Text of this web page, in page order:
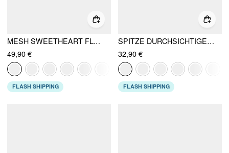
MESH SWEETHEART FLORAL A-LINE MAXIKLEID
49,90 €
FLASH SHIPPING
SPITZE DURCHSICHTIGER BOOTSAUSSCHNITT OBERTEIL
32,90 €
FLASH SHIPPING